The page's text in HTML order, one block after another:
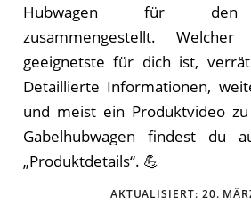
Hubwagen für den
zusammengestellt.
geeignetste für dich ist,
Detaillierte Informationen,
und meist ein Produktvideo
Gabelhubwagen findest du
„Produktdetails“. 💪
AKTUALISIERT: 20.